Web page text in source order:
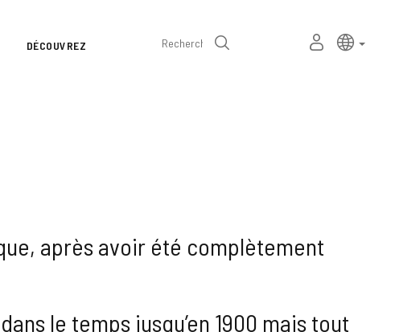
DÉCOUVREZ Recherche
MON
ESPACE
Sélecteur
de
Langue
après avoir été complètement
le temps jusqu’en 1900 mais tout